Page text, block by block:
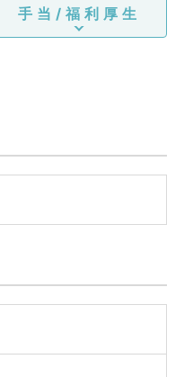
手当/福利厚生